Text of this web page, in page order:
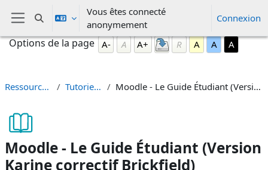
Passer au contenu principal
Panneau latéral
Activer/désactiver la saisie de recherche
Vous êtes connecté
anonymement
Connexion
Blocs
Passer Options de la page
Options de la page A- A A+ R A A A
Ressources Moodle Tutoriels Moodle Moodle - Le Guide Étudiant (Version Karine correctif Brickfield)
Moodle - Le Guide Étudiant (Version
Karine correctif Brickfield)